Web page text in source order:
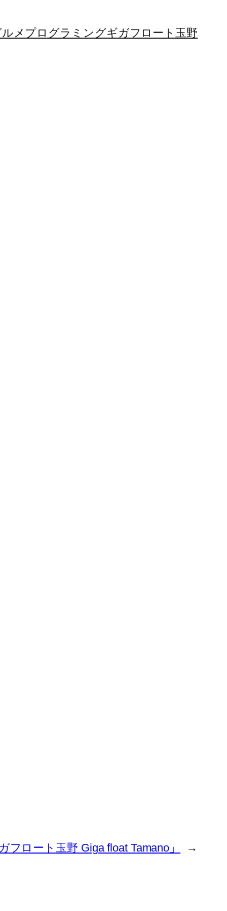
メ プログラミングギガフロート玉野
ロート玉野 Giga float Tamano」 →